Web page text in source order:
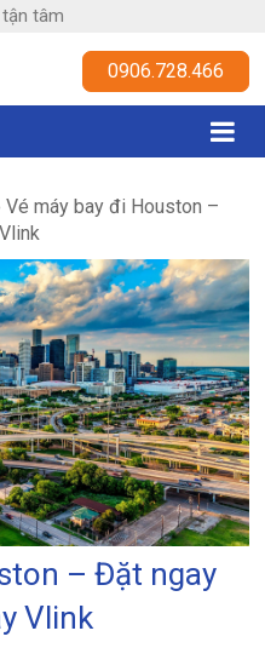
tâm
0906.728.466
Vé máy bay đi Houston –
– Đặt ngay
Vlink